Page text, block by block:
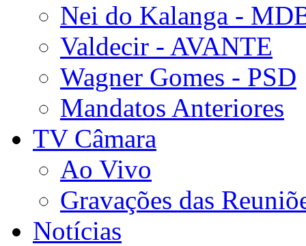
Nei do Kalanga -
Valdecir - AVANTE
Wagner Gomes - PSD
Mandatos Anteriores
TV Câmara
Ao Vivo
Gravações das
Notícias